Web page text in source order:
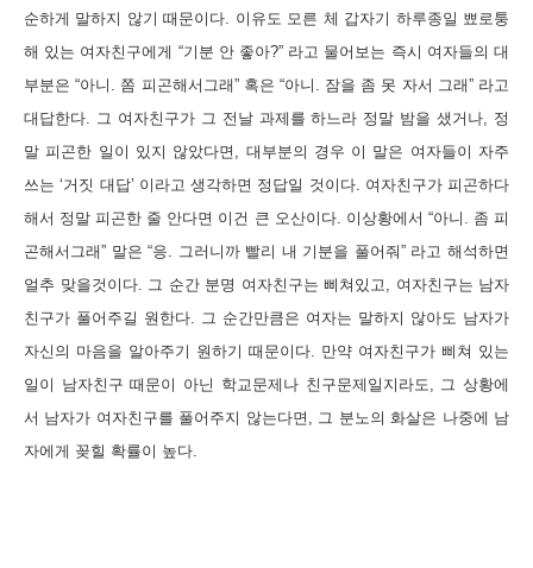
순하게 말하지 않기 때문이다. 이유도 모른 체 갑자기 하루종일 뾰로퉁
해 있는 여자친구에게 “기분 안 좋아?” 라고 물어보는 즉시 여자들의 대
부분은“아니 . 쫌 피곤해서그래” 혹은 “아니 . 잠을 좀 못 자서 그래” 라고
대답한다. 그 여자친구가 그 전날 과제를 하느라 정말 밤을 샜거나, 정
말 피곤한 일이 있지 않았다면 , 대부분의 경우 이 말은 여자들이 자주
쓰는‘거짓 대답’ 이라고 생각하면 정답일 것이다. 여자친구가 피곤하다
해서 정말 피곤한 줄 안다면 이건 큰 오산이다. 이상황에서 “아니 . 좀 피
곤해서그래” 말은“응. 그러니까 빨리 내 기분을 풀어줘” 라고 해석하면
얼추 맞을것이다. 그 순간 분명 여자친구는 삐쳐있고, 여자친구는 남자
친구가 풀어주길 원한다. 그 순간만큼은 여자는 말하지 않아도 남자가
자신의 마음을 알아주기 원하기 때문이다. 만약 여자친구가 삐쳐 있는
일이 남자친구 때문이 아닌 학교문제나 친구문제일지라도, 그 상황에
서 남자가 여자친구를 풀어주지 않는다면 , 그 분노의 화살은 나중에 남
자에게 꽂힐 확률이 높다.